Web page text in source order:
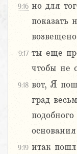
9:16 но для
показать
9:17 ты еще
чтобы не
9:18 вот, Я
град
9:19 итак